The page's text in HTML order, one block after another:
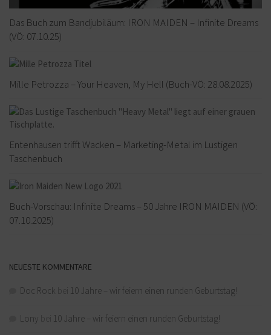
Das Buch zum Bandjubiläum: IRON MAIDEN – Infinite Dreams
(VÖ: 07.10.25)
Mille Petrozza – Your Heaven, My Hell (Buch-VÖ: 28.08.2025)
Entenhausen trifft Wacken – Marketing-Metal im Lustigen
Taschenbuch
Buch-Vorschau: Infinite Dreams – 50 Jahre IRON MAIDEN (VÖ:
07.10.2025)
NEUESTE KOMMENTARE
Doc Rock 10 Jahre – wir feiern einen runden Geburtstag!
Lony 10 Jahre – wir feiern einen runden Geburtstag!